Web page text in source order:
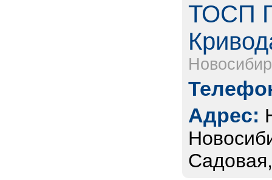
ТОСП
Адрес: